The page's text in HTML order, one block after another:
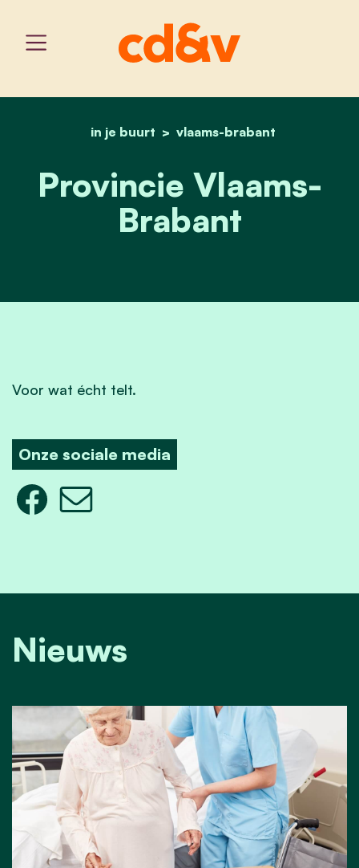
home
in je buurt vlaams-brabant
provincie vlaams-
Provincie Vlaams-
Brabant
Voor wat écht telt.
Onze sociale media
Nieuws